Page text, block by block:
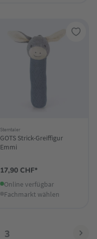
Sterntaler
GOTS Strick-Greiffigur
Emmi
17,90 CHF*
Online verfügbar
Fachmarkt wählen
3